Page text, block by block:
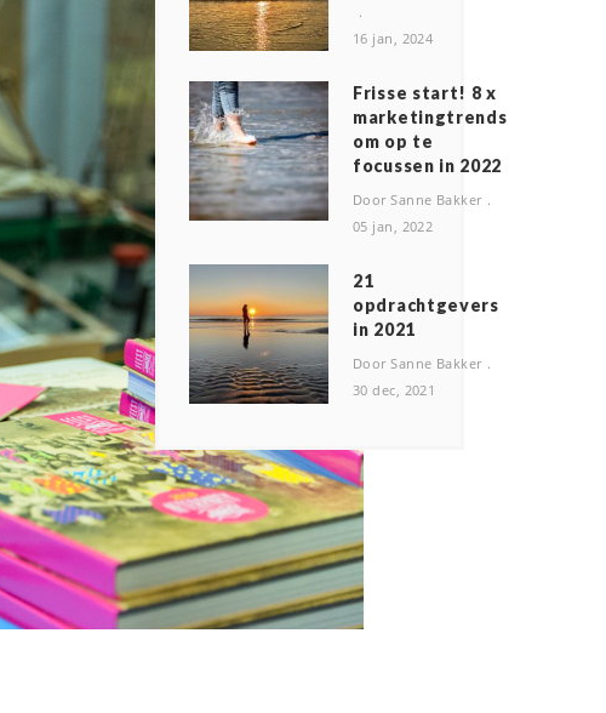
16 jan, 2024
Frisse start! 8 x
marketingtrends
om op te
focussen in 2022
Door Sanne Bakker
05 jan, 2022
2️1
opdrachtgevers
in 2021
Door Sanne Bakker
30 dec, 2021